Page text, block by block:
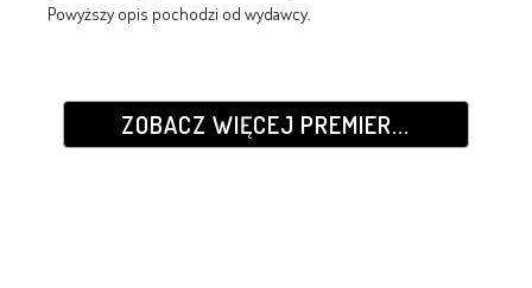
Powyższy opis pochodzi od wydawcy.
ZOBACZ WIĘCEJ PREMIER...